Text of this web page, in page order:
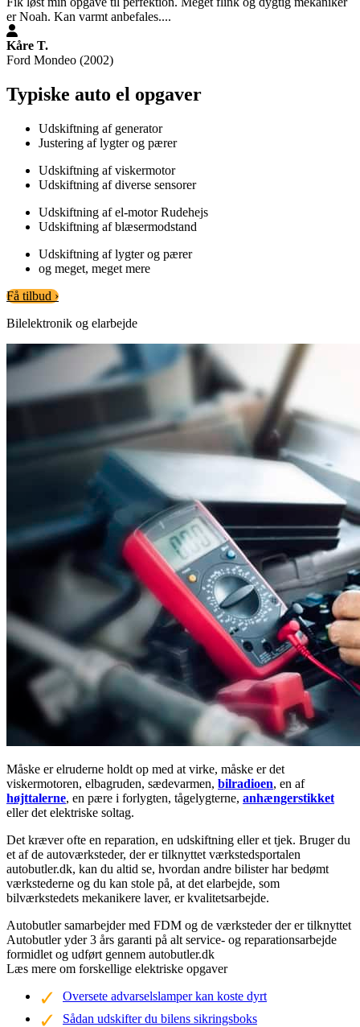
er Noah. Kan varmt anbefales....
Kåre T.
Ford Mondeo (2002)
Typiske auto el opgaver
Udskiftning af generator
Justering af lygter og pærer
Udskiftning af viskermotor
Udskiftning af diverse sensorer
Udskiftning af el-motor Rudehejs
Udskiftning af blæsermodstand
Udskiftning af lygter og pærer
og meget, meget mere
Få tilbud ›
Bilelektronik og elarbejde
Måske er elruderne holdt op med at virke, måske er det
viskermotoren, elbagruden, sædevarmen, bilradioen, en af
højttalerne, en pære i forlygten, tågelygterne, anhængerstikket
eller det elektriske soltag.
Det kræver ofte en reparation, en udskiftning eller et tjek. Bruger du
et af de autoværksteder, der er tilknyttet værkstedsportalen
autobutler.dk, kan du altid se, hvordan andre bilister har bedømt
værkstederne og du kan stole på, at det elarbejde, som
bilværkstedets mekanikere laver, er kvalitetsarbejde.
Autobutler samarbejder med FDM og de værksteder der er tilknyttet
Autobutler yder 3 års garanti på alt service- og reparationsarbejde
formidlet og udført gennem autobutler.dk
Læs mere om forskellige elektriske opgaver
Oversete advarselslamper kan koste dyrt
Sådan udskifter du bilens sikringsboks